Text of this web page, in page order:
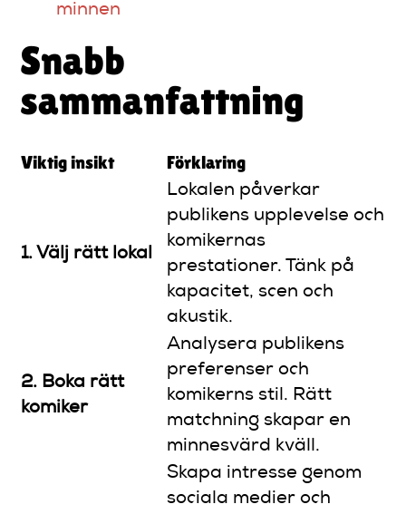
minnen
Snabb
sammanfattning
Viktig insikt Förklaring
1. Välj rätt lokal
Lokalen påverkar
publikens upplevelse och
komikernas
prestationer. Tänk på
kapacitet, scen och
akustik.
2. Boka rätt
komiker
Analysera publikens
preferenser och
komikerns stil. Rätt
matchning skapar en
minnesvärd kväll.
Skapa intresse genom
sociala medier och